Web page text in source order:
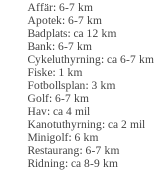
Affär: 6-7 km
Apotek: 6-7 km
Badplats: ca 12 km
Bank: 6-7 km
Cykeluthyrning: ca 6-7 km
Fiske: 1 km
Fotbollsplan: 3 km
Golf: 6-7 km
Hav: ca 4 mil
Kanotuthyrning: ca 2 mil
Minigolf: 6 km
Restaurang: 6-7 km
Ridning: ca 8-9 km